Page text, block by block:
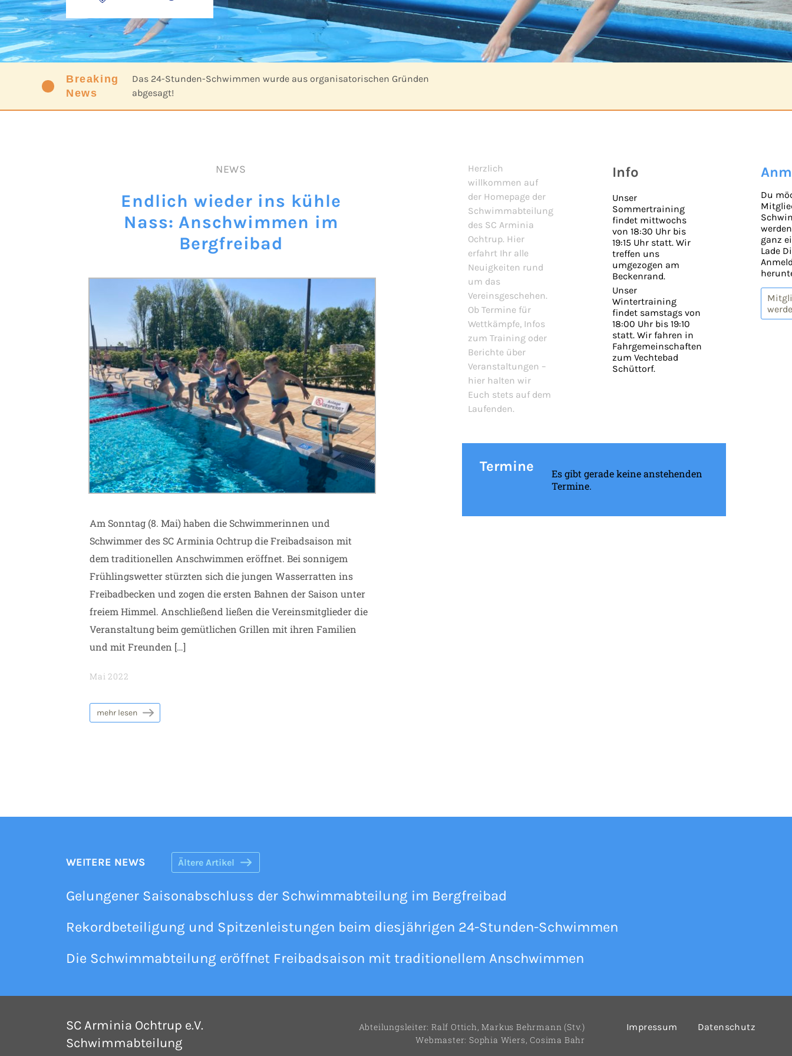
Breaking
News
Das 24-Stunden-Schwimmen wurde aus organisatorischen Gründen
abgesagt!
NEWS
Endlich wieder ins kühle
Nass: Anschwimmen im
Bergfreibad
Am Sonntag (8. Mai) haben die Schwimmerinnen und
Schwimmer des SC Arminia Ochtrup die Freibadsaison mit
dem traditionellen Anschwimmen eröffnet. Bei sonnigem
Frühlingswetter stürzten sich die jungen Wasserratten ins
Freibadbecken und zogen die ersten Bahnen der Saison unter
freiem Himmel. Anschließend ließen die Vereinsmitglieder die
Veranstaltung beim gemütlichen Grillen mit ihren Familien
und mit Freunden […]
Mai 2022
mehr lesen
Herzlich
willkommen auf
der Homepage der
Schwimmabteilung
des SC Arminia
Ochtrup. Hier
erfahrt Ihr alle
Neuigkeiten rund
um das
Vereinsgeschehen.
Ob Termine für
Wettkämpfe, Infos
zum Training oder
Berichte über
Veranstaltungen –
hier halten wir
Euch stets auf dem
Laufenden.
Info
Unser
Sommertraining
findet mittwochs
von 18:30 Uhr bis
19:15 Uhr statt. Wir
treffen uns
umgezogen am
Beckenrand.
Unser
Wintertraining
findet samstags von
18:00 Uhr bis 19:10
statt. Wir fahren in
Fahrgemeinschaften
zum Vechtebad
Schüttorf.
Du
ganz
Lade
Termine
Es gibt gerade keine anstehenden
Termine.
WEITERE NEWS Ältere Artikel
Gelungener Saisonabschluss der Schwimmabteilung im Bergfreibad
Rekordbeteiligung und Spitzenleistungen beim diesjährigen 24-Stunden-Schwimmen
Die Schwimmabteilung eröffnet Freibadsaison mit traditionellem Anschwimmen
SC Arminia Ochtrup e.V.
Schwimmabteilung
Abteilungsleiter: Ralf Ottich, Markus Behrmann (Stv.)
Webmaster: Sophia Wiers, Cosima Bahr
Impressum Datenschutz